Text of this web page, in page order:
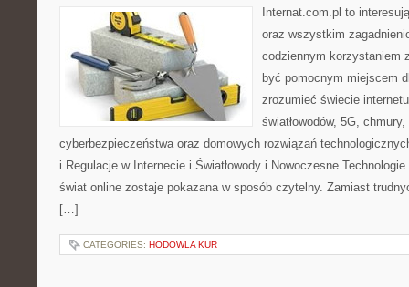
Internat.com.pl to
oraz wszystkim
codziennym korzystaniem
być pomocnym miejscem
zrozumieć świecie
światłowodów, 5G,
cyberbezpieczeństwa oraz domowych rozwiązań
i Regulacje w Internecie i Światłowody i Nowoczesne
świat online zostaje pokazana w sposób czytelny. Zamiast
[…]
CATEGORIES: HODOWLA KUR